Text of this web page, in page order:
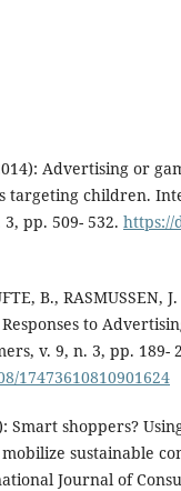
Advertising or
targeting children.
pp. 509- 532. https://
B., RASMUSSEN,
to
v. 9, n. 3, pp. 189-
17473610810901624
Smart shoppers?
sustainable
Journal of